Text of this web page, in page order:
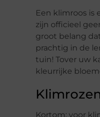
Een klimroos is
zijn officieel
groot belang
prachtig in de
tuin! Tover uw
kleurrijke
Kortom: voor